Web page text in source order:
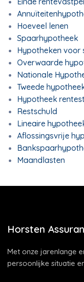
Hoeveel lenen
Spaarhypotheek
Hypotheken voor
Overwaarde
Nationale
Tweede
Hypotheek
Restschuld
Lineaire
Aflossingsvrije
Maandlasten
Horsten
Met onze jarenlange
persoonlijke situatie